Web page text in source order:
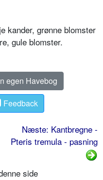
kander, grønne blomster
gule blomster.
egen Havebog
Feedback
Næste: Kantbregne -
Pteris tremula - pasning
side